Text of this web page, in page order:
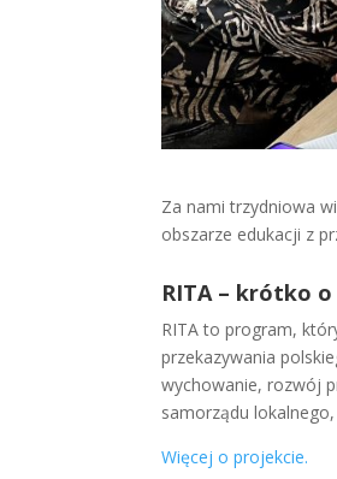
Za nami trzydniowa
obszarze edukacji z
RITA – krótko
RITA to program,
przekazywania
wychowanie, rozwój
samorządu
Więcej o projekcie.